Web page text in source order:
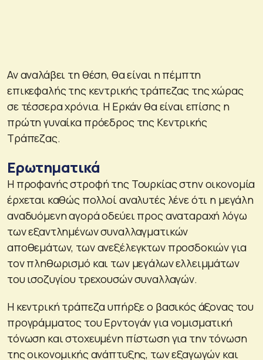
Αν αναλάβει τη θέση, θα είναι η πέμπτη
επικεφαλής της κεντρικής τράπεζας της χώρας
σε τέσσερα χρόνια. Η Ερκάν θα είναι επίσης η
πρώτη γυναίκα πρόεδρος της Κεντρικής
Τράπεζας.
Ερωτηματικά
Η προφανής στροφή της Τουρκίας στην οικονομία
έρχεται καθώς πολλοί αναλυτές λένε ότι η μεγάλη
αναδυόμενη αγορά οδεύει προς αναταραχή λόγω
των εξαντλημένων συναλλαγματικών
αποθεμάτων, των ανεξέλεγκτων προσδοκιών για
τον πληθωρισμό και των μεγάλων ελλειμμάτων
του ισοζυγίου τρεχουσών συναλλαγών.
Η κεντρική τράπεζα υπήρξε ο βασικός άξονας του
προγράμματος του Ερντογάν για νομισματική
τόνωση και στοχευμένη πίστωση για την τόνωση
της οικονομικής ανάπτυξης, των εξαγωγών και